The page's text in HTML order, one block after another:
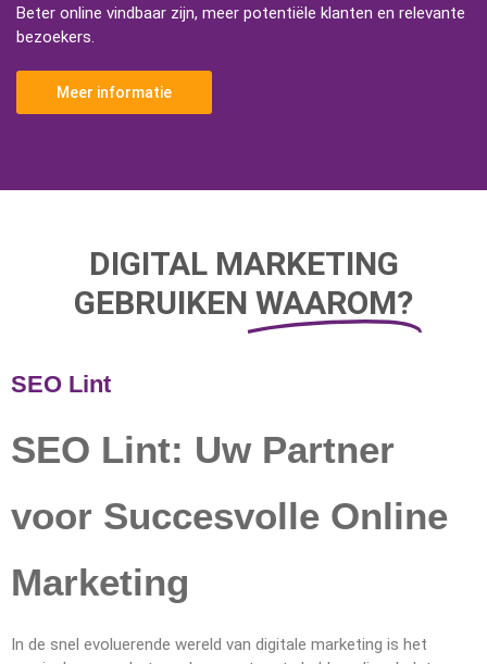
Beter online vindbaar zijn, meer potentiële klanten en relevante
bezoekers.
Meer informatie
DIGITAL MARKETING
GEBRUIKEN WAAROM?
SEO Lint
SEO Lint: Uw Partner
voor Succesvolle Online
Marketing
In de snel evoluerende wereld van digitale marketing is het